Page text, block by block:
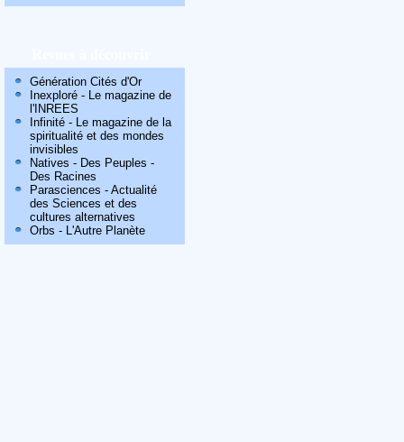
Génération Cités d'Or
Inexploré - Le magazine de
l'INREES
Infinité - Le magazine de la
spiritualité et des mondes
invisibles
Natives - Des Peuples -
Des Racines
Parasciences - Actualité
des Sciences et des
cultures alternatives
Orbs - L'Autre Planète